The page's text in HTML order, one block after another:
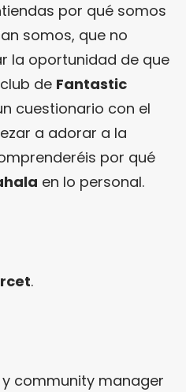
por qué somos
somos, que no
la oportunidad de que
de Fantastic
cuestionario con el
a adorar a la
por qué
en lo personal.
.
community manager